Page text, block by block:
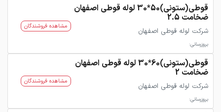
قوطی(ستونی)50*30 لوله قوطی اصفهان
ضخامت 2.5
شرکت لوله قوطی اصفهان
بروزرسانی:
مشاهده فروشندگان
قوطی(ستونی)60*30 لوله قوطی اصفهان
ضخامت 2
شرکت لوله قوطی اصفهان
بروزرسانی:
مشاهده فروشندگان